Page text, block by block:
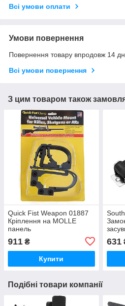
Всі умови оплати
Умови повернення
Повернення товару впродовж 14
Всі умови повернення
З цим товаром також
Quick Fist Weapon 01887
Кріплення на MOLLE
панель
911 ₴
Купити
631
Подібні товари компанії